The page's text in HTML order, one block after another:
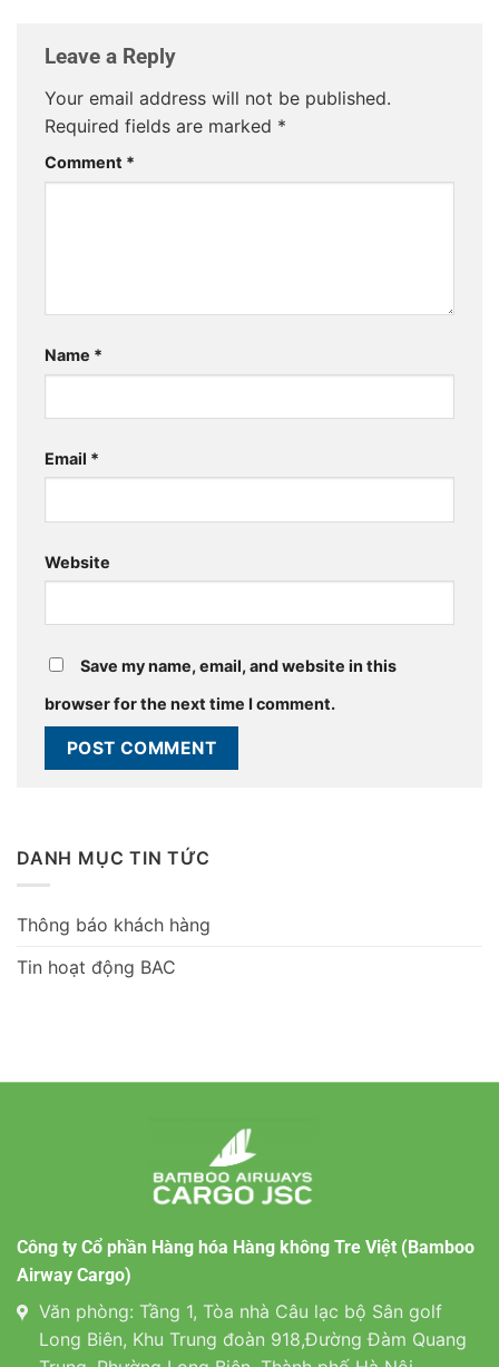
Leave a Reply
Your email address will not be published.
Required fields are marked *
Comment *
Name *
Email *
Website
Save my name, email, and website in this
browser for the next time I comment.
DANH MỤC TIN TỨC
Thông báo khách hàng
Tin hoạt động BAC
Công ty Cổ phần Hàng hóa Hàng không Tre Việt (Bamboo
Airway Cargo)
Văn phòng: Tầng 1, Tòa nhà Câu lạc bộ Sân golf
Long Biên, Khu Trung đoàn 918,Đường Đàm Quang